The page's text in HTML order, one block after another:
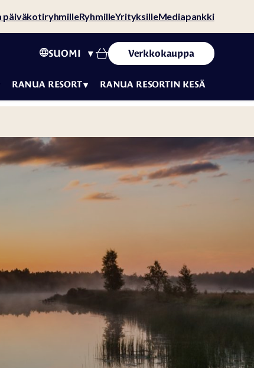
päiväkotiryhmilleRyhmilleYrityksilleMediapankki
SUOMI Verkkokauppa
RANUA RESORT RANUA RESORTIN KESÄ